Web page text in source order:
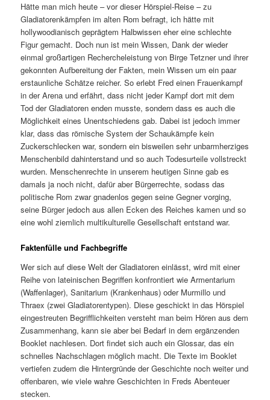
Hätte man mich heute – vor dieser Hörspiel-Reise – zu
Gladiatorenkämpfen im alten Rom befragt, ich hätte mit
hollywoodianisch geprägtem Halbwissen eher eine schlechte
Figur gemacht. Doch nun ist mein Wissen, Dank der wieder
einmal großartigen Rechercheleistung von Birge Tetzner und ihrer
gekonnten Aufbereitung der Fakten, mein Wissen um ein paar
erstaunliche Schätze reicher. So erlebt Fred einen Frauenkampf
in der Arena und erfährt, dass nicht jeder Kampf dort mit dem
Tod der Gladiatoren enden musste, sondern dass es auch die
Möglichkeit eines Unentschiedens gab. Dabei ist jedoch immer
klar, dass das römische System der Schaukämpfe kein
Zuckerschlecken war, sondern ein bisweilen sehr unbarmherziges
Menschenbild dahinterstand und so auch Todesurteile vollstreckt
wurden. Menschenrechte in unserem heutigen Sinne gab es
damals ja noch nicht, dafür aber Bürgerrechte, sodass das
politische Rom zwar gnadenlos gegen seine Gegner vorging,
seine Bürger jedoch aus allen Ecken des Reiches kamen und so
eine wohl ziemlich multikulturelle Gesellschaft entstand war.
Faktenfülle und Fachbegriffe
Wer sich auf diese Welt der Gladiatoren einlässt, wird mit einer
Reihe von lateinischen Begriffen konfrontiert wie Armentarium
(Waffenlager), Sanitarium (Krankenhaus) oder Murmillo und
Thraex (zwei Gladiatorentypen). Diese geschickt in das Hörspiel
eingestreuten Begrifflichkeiten versteht man beim Hören aus dem
Zusammenhang, kann sie aber bei Bedarf in dem ergänzenden
Booklet nachlesen. Dort findet sich auch ein Glossar, das ein
schnelles Nachschlagen möglich macht. Die Texte im Booklet
vertiefen zudem die Hintergründe der Geschichte noch weiter und
offenbaren, wie viele wahre Geschichten in Freds Abenteuer
stecken.